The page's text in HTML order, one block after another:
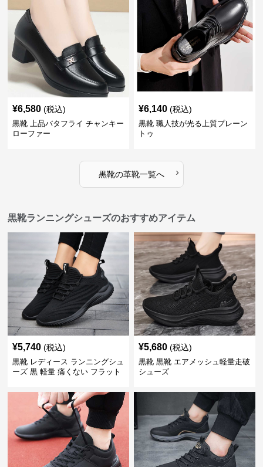
¥6,580 (税込)
黒靴 上品バタフライ チャンキー
ローファー
¥6,140 (税込)
黒靴 職人技が光る上質プレーン
トゥ
黒靴の革靴一覧へ ›
黒靴ランニングシューズのおすすめアイテム
¥5,740 (税込)
黒靴 レディース ランニングシュ
ーズ 黒 軽量 痛くない フラット
¥5,680 (税込)
黒靴 黒靴 エアメッシュ軽量走破
シューズ